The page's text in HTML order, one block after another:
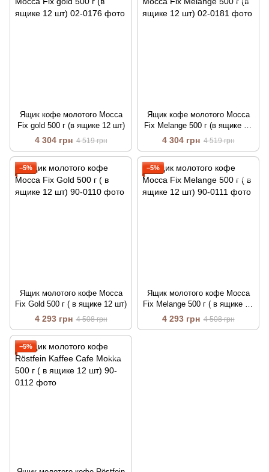
Ящик кофе молотого Mocca
Fix gold 500 г (в ящике 12 шт)
4 304 грн 4 519 грн
Ящик кофе молотого Mocca
Fix Melange 500 г (в ящике 12
4 304 грн 4 519 грн
−5%
Ящик молотого кофе Mocca
Fix Gold 500 г ( в ящике 12 шт)
4 293 грн 4 508 грн
−5%
Ящик молотого кофе Mocca
Fix Melange 500 г ( в ящике 12
4 293 грн 4 508 грн
−5%